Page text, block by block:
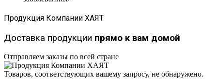
Продукция Компании ХАЯТ
Доставка продукции прямо к вам домой
Отправляем заказы по всей стране
Товаров, соответствующих вашему запросу, не обнаружено.